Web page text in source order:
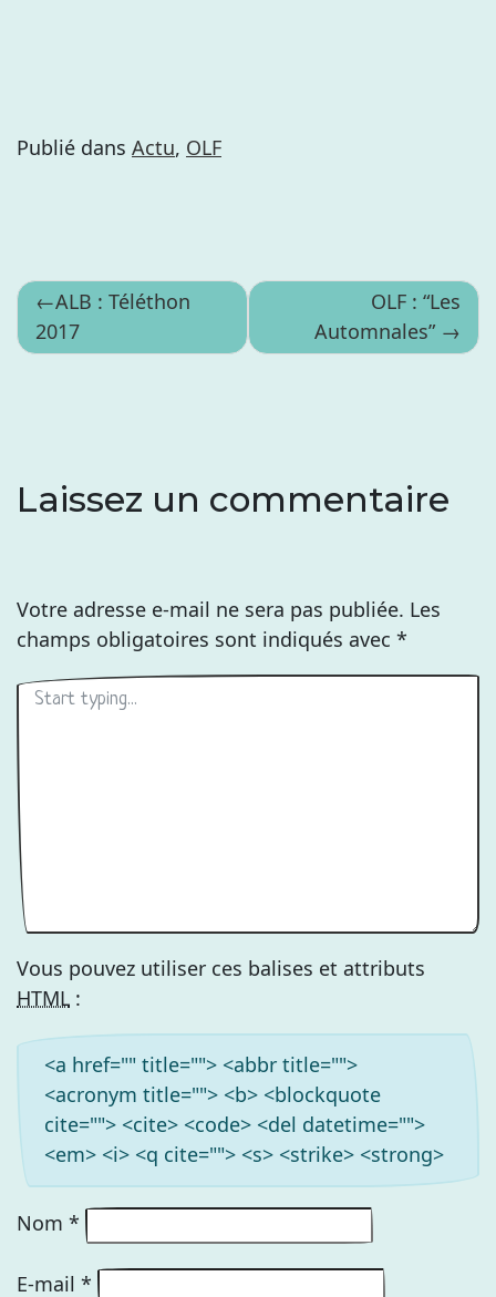
Publié dans Actu, OLF
Navigation
de
ALB : Téléthon
2017
OLF : “Les
Automnales”
Laissez un commentaire
Votre adresse e-mail ne sera pas publiée. Les
champs obligatoires sont indiqués avec *
Vous pouvez utiliser ces balises et attributs
HTML :
<a href="" title=""> <abbr title="">
<acronym title=""> <b> <blockquote
cite=""> <cite> <code> <del datetime="">
<em> <i> <q cite=""> <s> <strike> <strong>
Nom *
E-mail *